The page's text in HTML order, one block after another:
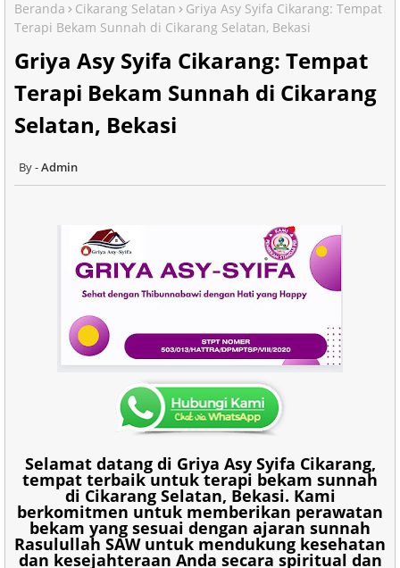
Beranda Cikarang Selatan
Griya Asy Syifa Cikarang: Tempat
Terapi Bekam Sunnah di Cikarang Selatan, Bekasi
Griya Asy Syifa Cikarang: Tempat
Terapi Bekam Sunnah di Cikarang
Selatan, Bekasi
Admin
Selamat datang di Griya Asy Syifa Cikarang,
tempat terbaik untuk terapi bekam sunnah
di Cikarang Selatan, Bekasi. Kami
berkomitmen untuk memberikan perawatan
bekam yang sesuai dengan ajaran sunnah
Rasulullah SAW untuk mendukung kesehatan
dan kesejahteraan Anda secara spiritual dan